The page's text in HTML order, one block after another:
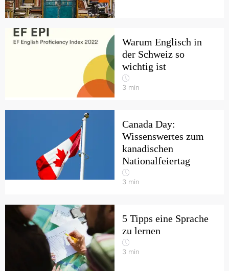
Warum Englisch in
der Schweiz so
wichtig ist
3 min
Canada Day:
Wissenswertes zum
kanadischen
Nationalfeiertag
3 min
5 Tipps eine Sprache
zu lernen
3 min